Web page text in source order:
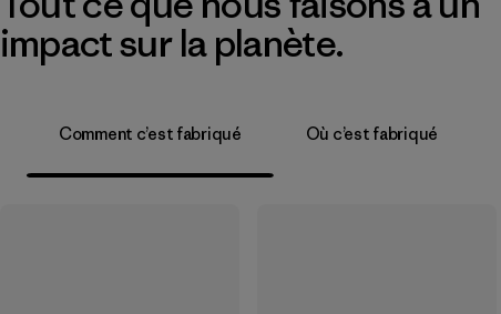
impact sur la planète.
Comment c’est fabriqué Où c’est fabriqué